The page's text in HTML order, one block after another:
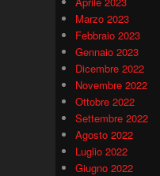
Marzo 2023
Febbraio 2023
Gennaio 2023
Dicembre 2022
Novembre 2022
Ottobre 2022
Settembre 2022
Agosto 2022
Luglio 2022
Giugno 2022